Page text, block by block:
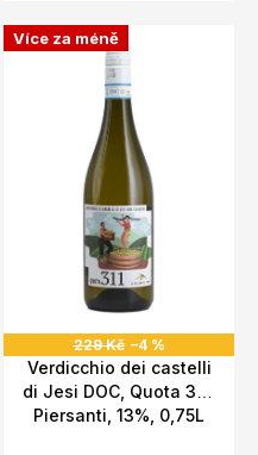
Více za méně
229 Kč –4 %
Verdicchio dei castelli
di Jesi DOC, Quota 311,
Piersanti, 13%, 0,75L